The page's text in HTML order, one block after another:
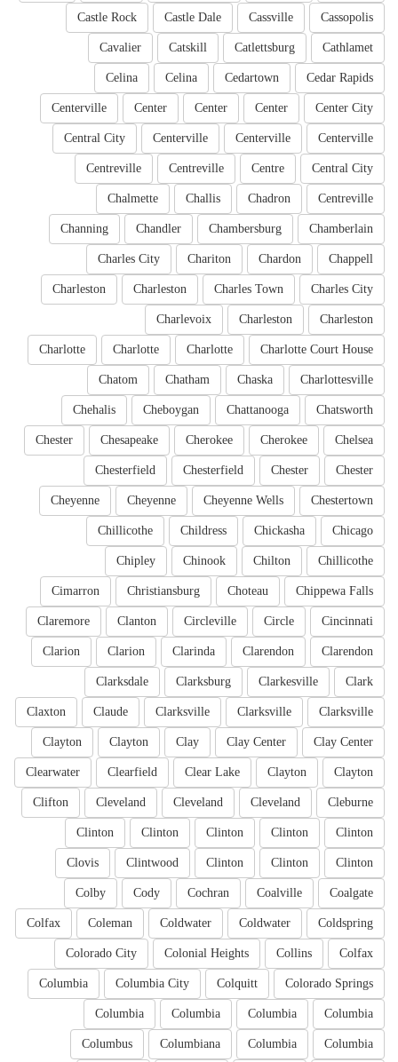
Cassopolis
Cassville
Castle Dale
Castle Rock
Cathlamet
Catlettsburg
Catskill
Cavalier
Cedar Rapids
Cedartown
Celina
Celina
Center City
Center
Center
Center
Centerville
Centerville
Centerville
Centerville
Central City
Central City
Centre
Centreville
Centreville
Centreville
Chadron
Challis
Chalmette
Chamberlain
Chambersburg
Chandler
Channing
Chappell
Chardon
Chariton
Charles City
Charles City
Charles Town
Charleston
Charleston
Charleston
Charleston
Charlevoix
Charlotte Court House
Charlotte
Charlotte
Charlotte
Charlottesville
Chaska
Chatham
Chatom
Chatsworth
Chattanooga
Cheboygan
Chehalis
Chelsea
Cherokee
Cherokee
Chesapeake
Chester
Chester
Chester
Chesterfield
Chesterfield
Chestertown
Cheyenne Wells
Cheyenne
Cheyenne
Chicago
Chickasha
Childress
Chillicothe
Chillicothe
Chilton
Chinook
Chipley
Chippewa Falls
Choteau
Christiansburg
Cimarron
Cincinnati
Circle
Circleville
Clanton
Claremore
Clarendon
Clarendon
Clarinda
Clarion
Clarion
Clark
Clarkesville
Clarksburg
Clarksdale
Clarksville
Clarksville
Clarksville
Claude
Claxton
Clay Center
Clay Center
Clay
Clayton
Clayton
Clayton
Clayton
Clear Lake
Clearfield
Clearwater
Cleburne
Cleveland
Cleveland
Cleveland
Clifton
Clinton
Clinton
Clinton
Clinton
Clinton
Clinton
Clinton
Clinton
Clintwood
Clovis
Coalgate
Coalville
Cochran
Cody
Colby
Coldspring
Coldwater
Coldwater
Coleman
Colfax
Colfax
Collins
Colonial Heights
Colorado City
Colorado Springs
Colquitt
Columbia City
Columbia
Columbia
Columbia
Columbia
Columbia
Columbia
Columbia
Columbiana
Columbus